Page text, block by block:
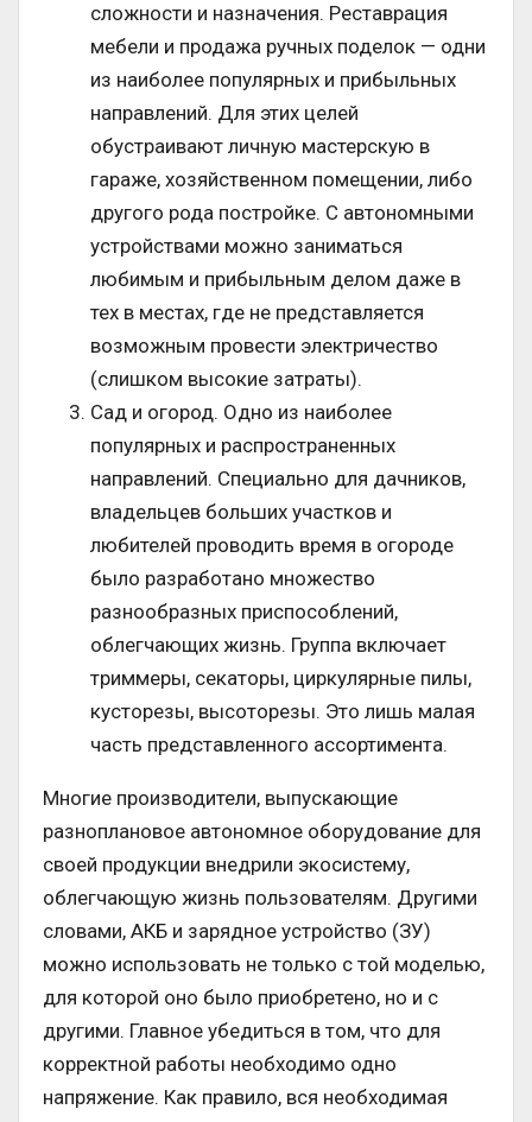
сложности и назначения. Реставрация
мебели и продажа ручных поделок — одни
из наиболее популярных и прибыльных
направлений. Для этих целей
обустраивают личную мастерскую в
гараже, хозяйственном помещении, либо
другого рода постройке. С автономными
устройствами можно заниматься
любимым и прибыльным делом даже в
тех в местах, где не представляется
возможным провести электричество
(слишком высокие затраты).
Сад и огород. Одно из наиболее
популярных и распространенных
направлений. Специально для дачников,
владельцев больших участков и
любителей проводить время в огороде
было разработано множество
разнообразных приспособлений,
облегчающих жизнь. Группа включает
триммеры, секаторы, циркулярные пилы,
кусторезы, высоторезы. Это лишь малая
часть представленного ассортимента.
Многие производители, выпускающие
разноплановое автономное оборудование для
своей продукции внедрили экосистему,
облегчающую жизнь пользователям. Другими
словами, АКБ и зарядное устройство (ЗУ)
можно использовать не только с той моделью,
для которой оно было приобретено, но и с
другими. Главное убедиться в том, что для
корректной работы необходимо одно
напряжение. Как правило, вся необходимая